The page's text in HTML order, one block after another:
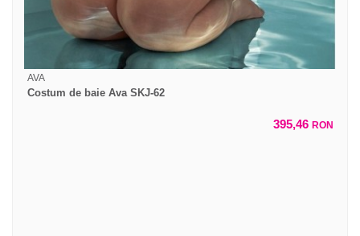
AVA
Costum de baie Ava SKJ-62
395,46 RON